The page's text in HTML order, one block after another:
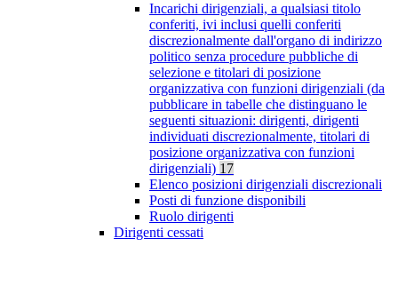
Incarichi dirigenziali, a qualsiasi titolo
conferiti, ivi inclusi quelli conferiti
discrezionalmente dall'organo di indirizzo
politico senza procedure pubbliche di
selezione e titolari di posizione
organizzativa con funzioni dirigenziali (da
pubblicare in tabelle che distinguano le
seguenti situazioni: dirigenti, dirigenti
individuati discrezionalmente, titolari di
posizione organizzativa con funzioni
dirigenziali) 17
Elenco posizioni dirigenziali discrezionali
Posti di funzione disponibili
Ruolo dirigenti
Dirigenti cessati